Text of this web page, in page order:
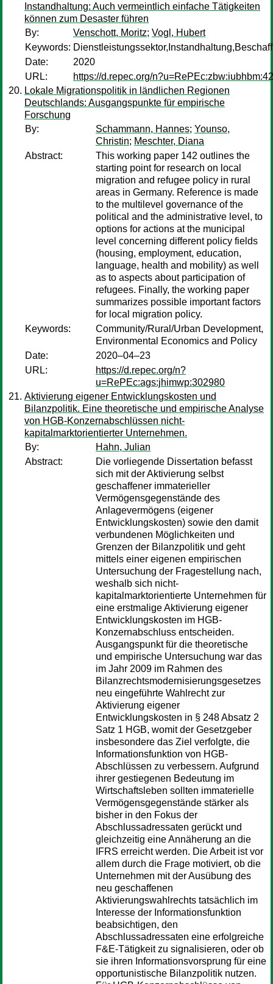
Instandhaltung: Auch vermeintlich einfache Tätigkeiten
können zum Desaster führen
By:
Venschott, Moritz; Vogl, Hubert
Keywords:
Date:
2020
URL:
https://d.repec.org/
Lokale Migrationspolitik in ländlichen Regionen
Deutschlands: Ausgangspunkte für empirische
Forschung
By:
Schammann, Hannes; Younso,
Christin; Meschter, Diana
Abstract:
This working paper 142 outlines the
starting point for research on local
migration and refugee policy in rural
areas in Germany. Reference is made
to the multilevel governance of the
political and the administrative level, to
options for actions at the municipal
level concerning different policy fields
(housing, employment, education,
language, health and mobility) as well
as to aspects about participation of
refugees. Finally, the working paper
summarizes possible important factors
for local migration policy.
Keywords:
Community/Rural/Urban Development,
Environmental Economics and Policy
Date:
2020–04–23
URL:
https://d.repec.org/n?
u=RePEc:ags:jhimwp:302980
Aktivierung eigener Entwicklungskosten und
Bilanzpolitik. Eine theoretische und empirische Analyse
von HGB-Konzernabschlüssen nicht-
kapitalmarktorientierter Unternehmen.
By:
Hahn, Julian
Abstract:
Die vorliegende Dissertation befasst
sich mit der Aktivierung selbst
geschaffener immaterieller
Vermögensgegenstände des
Anlagevermögens (eigener
Entwicklungskosten) sowie den damit
verbundenen Möglichkeiten und
Grenzen der Bilanzpolitik und geht
mittels einer eigenen empirischen
Untersuchung der Fragestellung nach,
weshalb sich nicht-
kapitalmarktorientierte Unternehmen für
eine erstmalige Aktivierung eigener
Entwicklungskosten im HGB-
Konzernabschluss entscheiden.
Ausgangspunkt für die theoretische
und empirische Untersuchung war das
im Jahr 2009 im Rahmen des
Bilanzrechtsmodernisierungsgesetzes
neu eingeführte Wahlrecht zur
Aktivierung eigener
Entwicklungskosten in § 248 Absatz 2
Satz 1 HGB, womit der Gesetzgeber
insbesondere das Ziel verfolgte, die
Informationsfunktion von HGB-
Abschlüssen zu verbessern. Aufgrund
ihrer gestiegenen Bedeutung im
Wirtschaftsleben sollten immaterielle
Vermögensgegenstände stärker als
bisher in den Fokus der
Abschlussadressaten gerückt und
gleichzeitig eine Annäherung an die
IFRS erreicht werden. Die Arbeit ist vor
allem durch die Frage motiviert, ob die
Unternehmen mit der Ausübung des
neu geschaffenen
Aktivierungswahlrechts tatsächlich im
Interesse der Informationsfunktion
beabsichtigen, den
Abschlussadressaten eine erfolgreiche
F&E-Tätigkeit zu signalisieren, oder ob
sie ihren Informationsvorsprung für eine
opportunistische Bilanzpolitik nutzen.